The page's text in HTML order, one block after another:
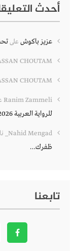
أحدث
عزيز باكوش على
CHOUTAM
CHOUTAM
Ranim Zammeli
للرواية العربية 2026
Nahid Mengad_ ناهد منكاد
ظفرك…
تابعنا